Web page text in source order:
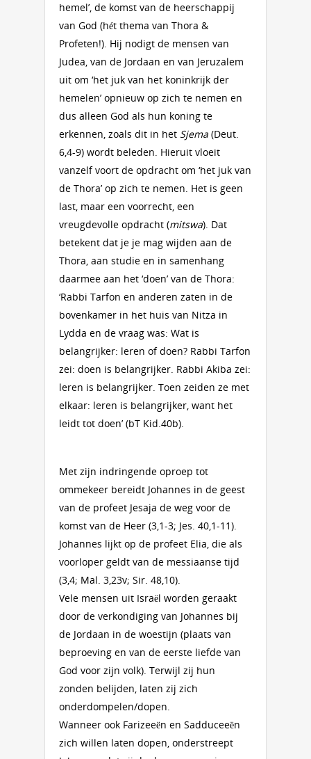
hemel’, de komst van de heerschappij
van God (hét thema van Thora &
Profeten!). Hij nodigt de mensen van
Judea, van de Jordaan en van Jeruzalem
uit om ‘het juk van het koninkrijk der
hemelen’ opnieuw op zich te nemen en
dus alleen God als hun koning te
erkennen, zoals dit in het Sjema (Deut.
6,4-9) wordt beleden. Hieruit vloeit
vanzelf voort de opdracht om ‘het juk van
de Thora’ op zich te nemen. Het is geen
last, maar een voorrecht, een
vreugdevolle opdracht (mitswa). Dat
betekent dat je je mag wijden aan de
Thora, aan studie en in samenhang
daarmee aan het ‘doen’ van de Thora:
‘Rabbi Tarfon en anderen zaten in de
bovenkamer in het huis van Nitza in
Lydda en de vraag was: Wat is
belangrijker: leren of doen? Rabbi Tarfon
zei: doen is belangrijker. Rabbi Akiba zei:
leren is belangrijker. Toen zeiden ze met
elkaar: leren is belangrijker, want het
leidt tot doen’ (bT Kid.40b).
Met zijn indringende oproep tot
ommekeer bereidt Johannes in de geest
van de profeet Jesaja de weg voor de
komst van de Heer (3,1-3; Jes. 40,1-11).
Johannes lijkt op de profeet Elia, die als
voorloper geldt van de messiaanse tijd
(3,4; Mal. 3,23v; Sir. 48,10).
Vele mensen uit Israël worden geraakt
door de verkondiging van Johannes bij
de Jordaan in de woestijn (plaats van
beproeving en van de eerste liefde van
God voor zijn volk). Terwijl zij hun
zonden belijden, laten zij zich
onderdompelen/dopen.
Wanneer ook Farizeeën en Sadduceeën
zich willen laten dopen, onderstreept